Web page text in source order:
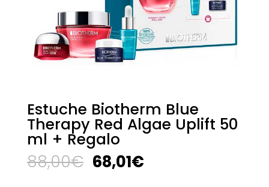
Estuche Biotherm Blue
Therapy Red Algae Uplift 50
ml + Regalo
88,00€ El
precio
68,01€El